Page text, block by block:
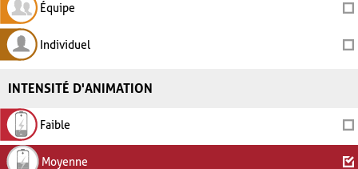
Équipe
Individuel
INTENSITÉ D'ANIMATION
Faible
Moyenne